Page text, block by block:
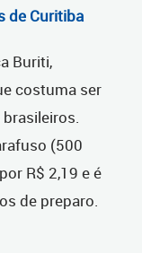
de Curitiba
Buriti,
costuma ser
(500
R$ 2,19 e é
de preparo.